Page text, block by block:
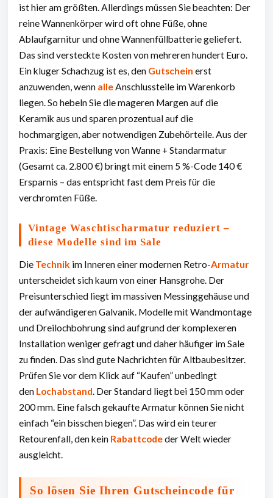
ist hier am größten. Allerdings müssen Sie beachten: Der
reine Wannenkörper wird oft ohne Füße, ohne
Ablaufgarnitur und ohne Wannenfüllbatterie geliefert.
Das sind versteckte Kosten von mehreren hundert Euro.
Ein kluger Schachzug ist es, den Gutschein erst
anzuwenden, wenn alleAnschlussteile im Warenkorb
liegen. So hebeln Sie die mageren Margen auf die
Keramik aus und sparen prozentual auf die
hochmargigen, aber notwendigen Zubehörteile. Aus der
Praxis: Eine Bestellung von Wanne + Standarmatur
(Gesamt ca. 2.800 €) bringt mit einem 5 %-Code 140 €
Ersparnis – das entspricht fast dem Preis für die
verchromten Füße.
Vintage Waschtischarmatur reduziert –
diese Modelle sind im Sale
Die Technik im Inneren einer modernen Retro-Armatur
unterscheidet sich kaum von einer Hansgrohe. Der
Preisunterschied liegt im massiven Messinggehäuse und
der aufwändigeren Galvanik. Modelle mit Wandmontage
und Dreilochbohrung sind aufgrund der komplexeren
Installation weniger gefragt und daher häufiger im Sale
zu finden. Das sind gute Nachrichten für Altbaubesitzer.
Prüfen Sie vor dem Klick auf “Kaufen” unbedingt
den Lochabstand. Der Standard liegt bei 150 mm oder
200 mm. Eine falsch gekaufte Armatur können Sie nicht
einfach “ein bisschen biegen”. Das wird ein teurer
Retourenfall, den kein Rabattcodeder Welt wieder
ausgleicht.
So lösen Sie Ihren Gutscheincode für